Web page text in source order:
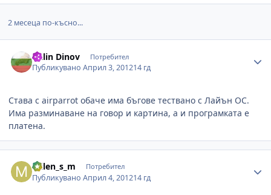
2 месеца по-късно...
Galin Dinov Потребител
ПубликуваноАприл 3, 201214 гд
Става с airparrot обаче има бъгове тествано с Лайън ОС.
Има разминаване на говор и картина, а и програмката е
платена.
milen_s_m Потребител
ПубликуваноАприл 4, 201214 гд